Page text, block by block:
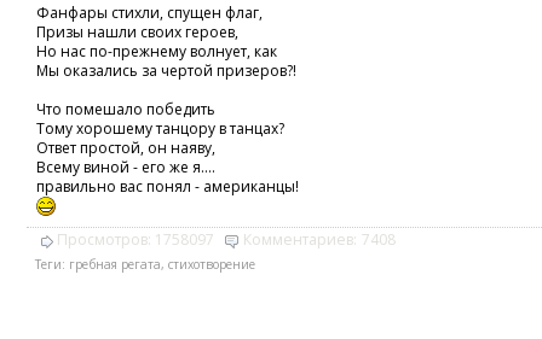
Фанфары стихли, спущен флаг,
Призы нашли своих героев,
Но нас по-прежнему волнует, как
Мы оказались за чертой призеров?!
Что помешало победить
Тому хорошему танцору в танцах?
Ответ простой, он наяву,
Всему виной - его же я....
правильно вас понял - американцы!
Просмотров: 1758097 Комментариев: 7408
Теги: гребная регата, стихотворение